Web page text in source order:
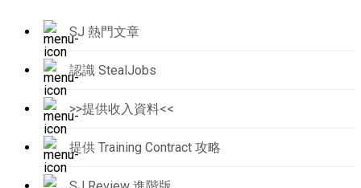
SJ 熱門文章
認識 StealJobs
>>提供收入資料<<
提供 Training Contract 攻略